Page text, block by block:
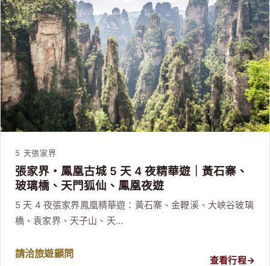
5 天張家界
張家界・鳳凰古城 5 天 4 夜精華遊｜黃石寨、
玻璃橋、天門狐仙、鳳凰夜遊
5 天 4 夜張家界鳳凰精華遊：黃石寨、金鞭溪、大峽谷玻璃
橋、袁家界、天子山、天…
請洽旅遊顧問
查看行程→